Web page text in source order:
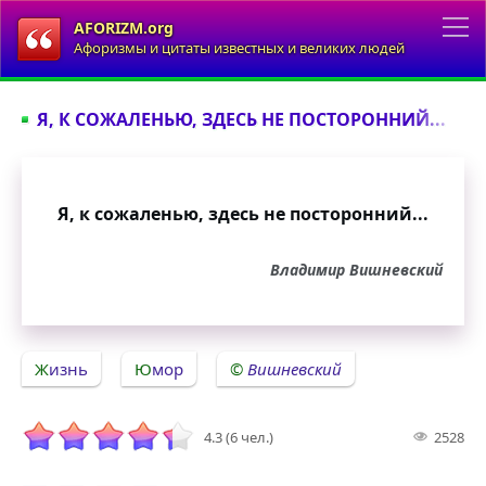
AFORIZM.org
Афоризмы и цитаты известных и великих людей
Я, К СОЖАЛЕНЬЮ, ЗДЕСЬ НЕ ПОСТОРОННИЙ...
Я, к сожаленью, здесь не посторонний...
Владимир Вишневский
Жизнь Юмор Вишневский
4.3 (6 чел.) 2528